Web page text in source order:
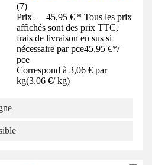
(7)
Prix — 45,95 € * Tous les prix
affichés sont des prix TTC,
frais de livraison en sus si
nécessaire par pce45,95 €*/
pce
Correspond à 3,06 € par
kg(3,06 €/ kg)